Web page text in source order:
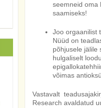
seemneid oma
saamiseks!
Joo orgaanilist
Nüüd on
põhjusele jälile
hulgaliselt
võimas
Vastavalt
Research avaldatud